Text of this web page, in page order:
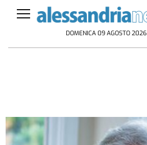
DOMENICA 09 AGOSTO 2026